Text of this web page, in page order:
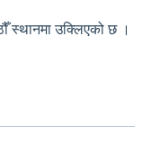
उक्लिएको छ ।